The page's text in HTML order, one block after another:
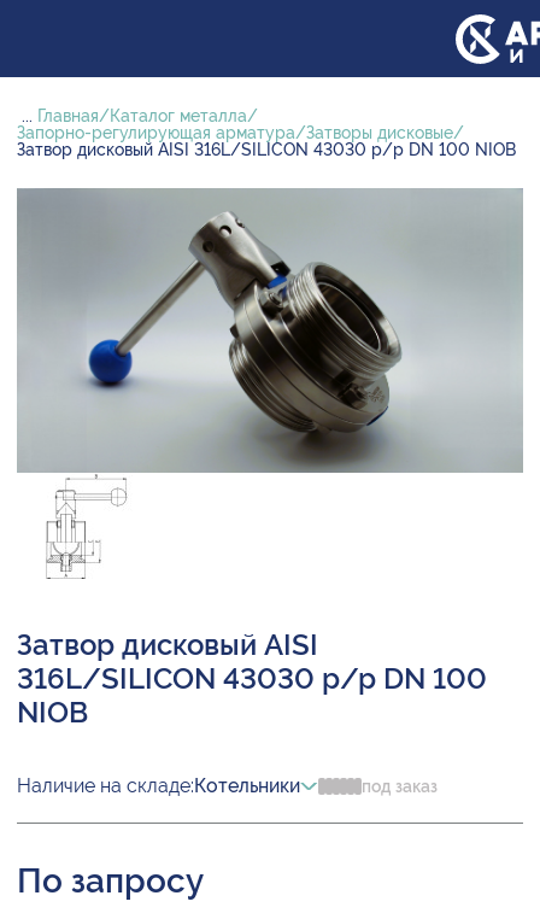
... Главная
Каталог металла
Запорно-регулирующая арматура
Затворы дисковые
Затвор дисковый AISI 316L/SILICON 43030 р/р DN 100 NIOB
Затвор дисковый AISI
316L/SILICON 43030 р/р DN 100
NIOB
Наличие на складе:Котельники под заказ
По запросу